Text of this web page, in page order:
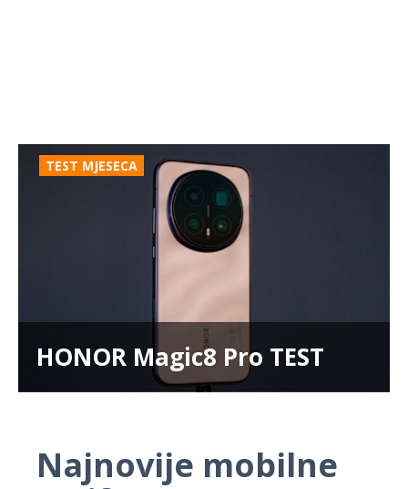
TEST MJESECA
HONOR Magic8 Pro TEST
Najnovije mobilne